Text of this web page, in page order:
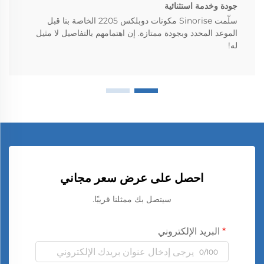
جودة وخدمة استثنائية
سلّمت Sinorise مكونات دوبلكس 2205 الخاصة بنا قبل
الموعد المحدد وبجودة ممتازة. إن اهتمامهم بالتفاصيل لا مثيل
له!
احصل على عرض سعر مجاني
سيتصل بك ممثلنا قريبًا.
البريد الإلكتروني
0/100